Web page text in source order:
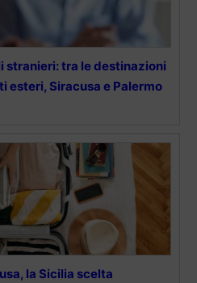
stranieri: tra le destinazioni
esteri, Siracusa e Palermo
la Sicilia scelta